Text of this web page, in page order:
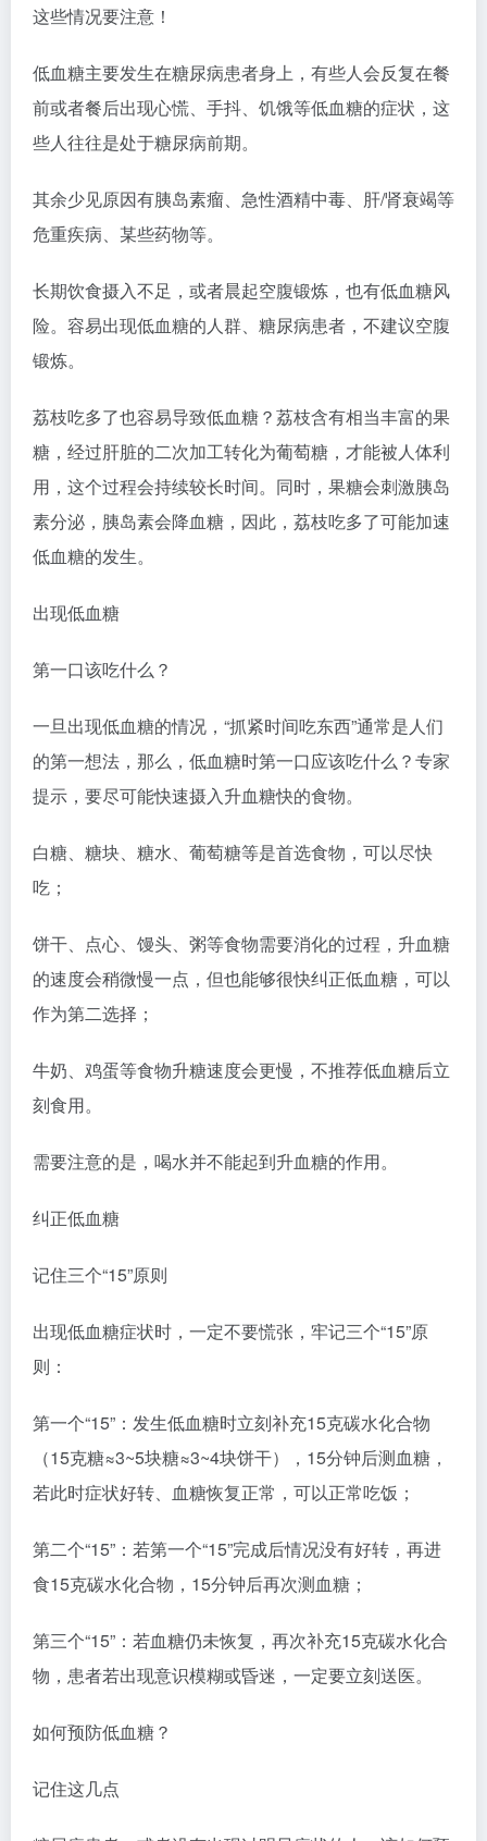
这些情况要注意！
低血糖主要发生在糖尿病患者身上，有些人会反复在餐
前或者餐后出现心慌、手抖、饥饿等低血糖的症状，这
些人往往是处于糖尿病前期。
其余少见原因有胰岛素瘤、急性酒精中毒、肝/肾衰竭等
危重疾病、某些药物等。
长期饮食摄入不足，或者晨起空腹锻炼，也有低血糖风
险。容易出现低血糖的人群、糖尿病患者，不建议空腹
锻炼。
荔枝吃多了也容易导致低血糖？荔枝含有相当丰富的果
糖，经过肝脏的二次加工转化为葡萄糖，才能被人体利
用，这个过程会持续较长时间。同时，果糖会刺激胰岛
素分泌，胰岛素会降血糖，因此，荔枝吃多了可能加速
低血糖的发生。
出现低血糖
第一口该吃什么？
一旦出现低血糖的情况，“抓紧时间吃东西”通常是人们
的第一想法，那么，低血糖时第一口应该吃什么？专家
提示，要尽可能快速摄入升血糖快的食物。
白糖、糖块、糖水、葡萄糖等是首选食物，可以尽快
吃；
饼干、点心、馒头、粥等食物需要消化的过程，升血糖
的速度会稍微慢一点，但也能够很快纠正低血糖，可以
作为第二选择；
牛奶、鸡蛋等食物升糖速度会更慢，不推荐低血糖后立
刻食用。
需要注意的是，喝水并不能起到升血糖的作用。
纠正低血糖
记住三个“15”原则
出现低血糖症状时，一定不要慌张，牢记三个“15”原
则：
第一个“15”：发生低血糖时立刻补充15克碳水化合物
（15克糖≈3~5块糖≈3~4块饼干），15分钟后测血糖，
若此时症状好转、血糖恢复正常，可以正常吃饭；
第二个“15”：若第一个“15”完成后情况没有好转，再进
食15克碳水化合物，15分钟后再次测血糖；
第三个“15”：若血糖仍未恢复，再次补充15克碳水化合
物，患者若出现意识模糊或昏迷，一定要立刻送医。
如何预防低血糖？
记住这几点